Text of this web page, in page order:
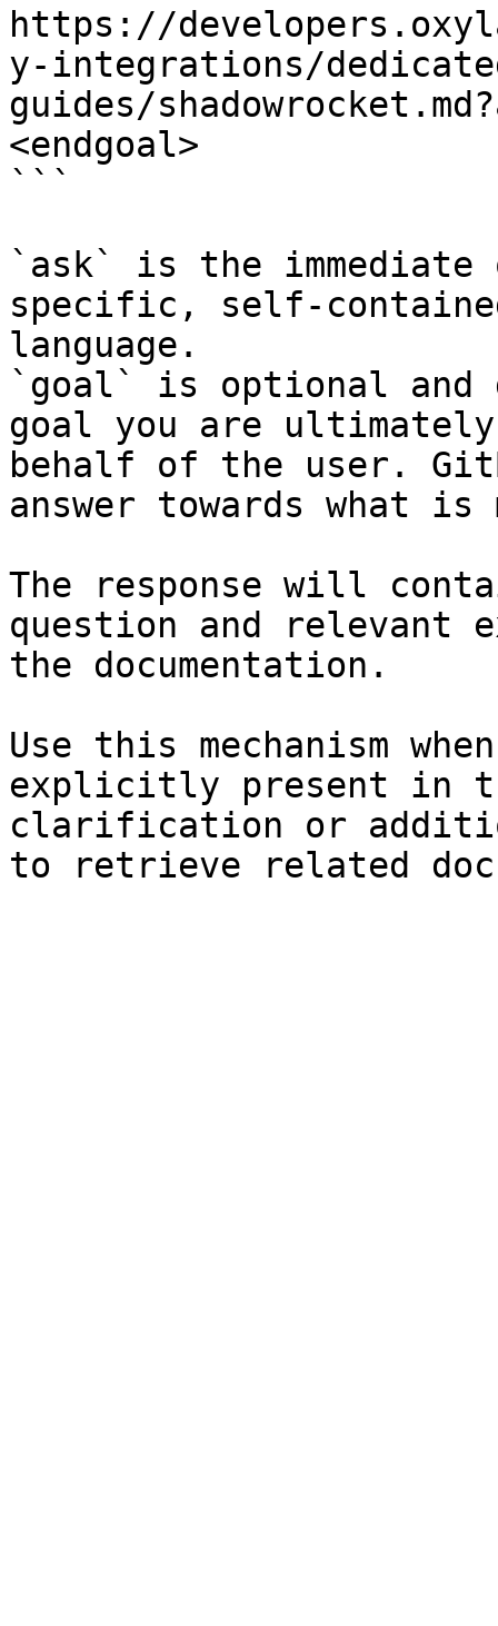
https://
y-integrations/
guides/
<endgoal>
```
`ask` is the
specific, self-
language.
`goal` is optional and
goal you are
behalf of the user.
answer towards what
The response will
question and relevant
the documentation.
Use this mechanism
explicitly present in
clarification or